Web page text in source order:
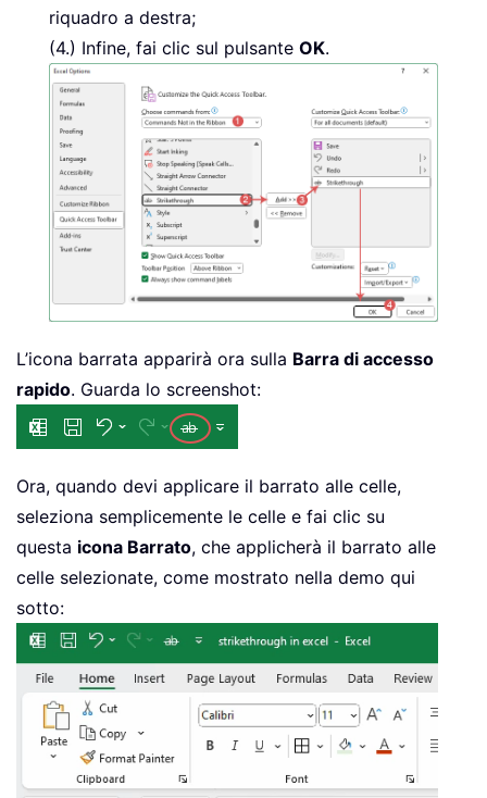
riquadro a destra;
(4.) Infine, fai clic sul pulsante OK.
L’icona barrata apparirà ora sulla Barra di accesso
rapido. Guarda lo screenshot:
Ora, quando devi applicare il barrato alle celle,
seleziona semplicemente le celle e fai clic su
questa icona Barrato, che applicherà il barrato alle
celle selezionate, come mostrato nella demo qui
sotto: